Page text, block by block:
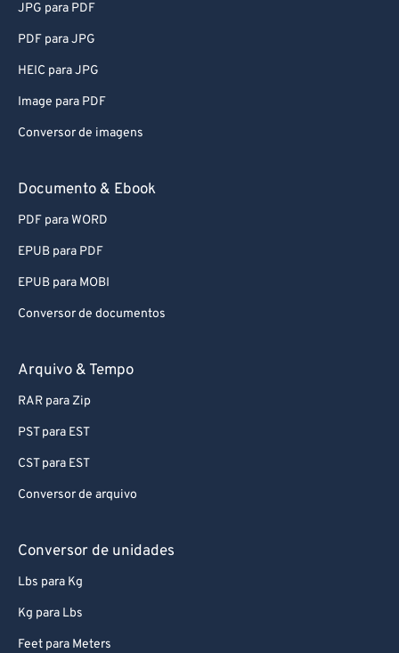
JPG para PDF
PDF para JPG
HEIC para JPG
Image para PDF
Conversor de imagens
Documento & Ebook
PDF para WORD
EPUB para PDF
EPUB para MOBI
Conversor de documentos
Arquivo & Tempo
RAR para Zip
PST para EST
CST para EST
Conversor de arquivo
Conversor de unidades
Lbs para Kg
Kg para Lbs
Feet para Meters